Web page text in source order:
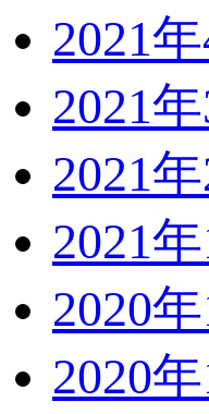
2021年
2021年
2021年
2021年
2020年
2020年